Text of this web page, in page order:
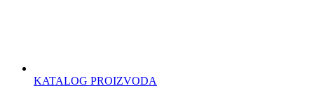
KATALOG PROIZVODA